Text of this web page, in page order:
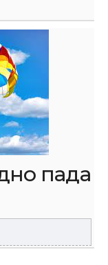
пада